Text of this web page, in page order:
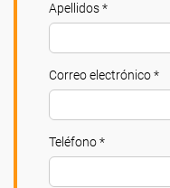
Apellidos *
Correo electrónico *
Teléfono *